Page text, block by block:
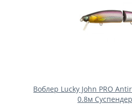
Воблер Lucky John PRO
0.8м